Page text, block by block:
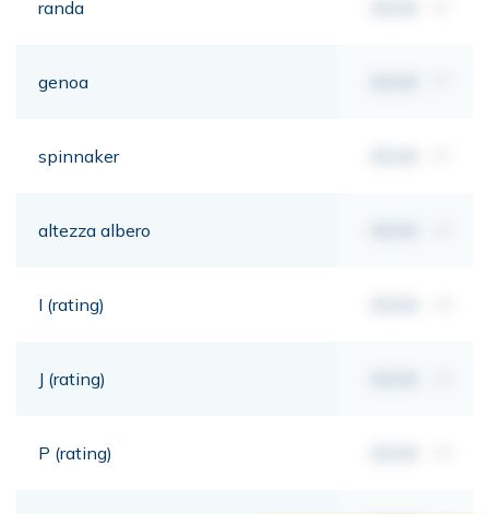
randa
genoa
spinnaker
altezza albero
I (rating)
J (rating)
P (rating)